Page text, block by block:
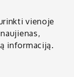
vienoje
informaciją.